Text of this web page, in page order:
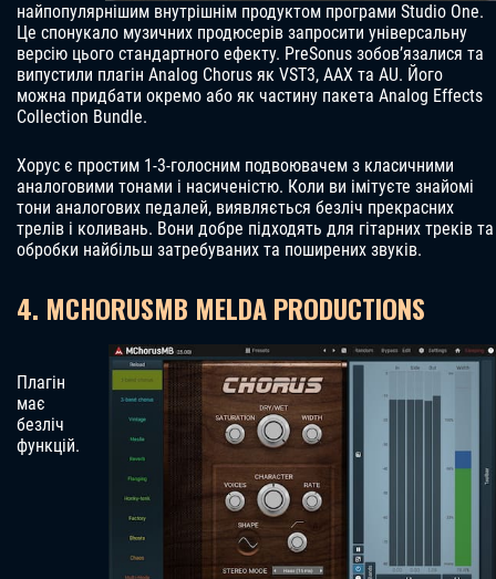
найпопулярнішим внутрішнім продуктом програми Studio One.
Це спонукало музичних продюсерів запросити універсальну
версію цього стандартного ефекту. PreSonus зобов’язалися та
випустили плагін Analog Chorus як VST3, AAX та AU. Його
можна придбати окремо або як частину пакета Analog Effects
Collection Bundle.
Хорус є простим 1-3-голосним подвоювачем з класичними
аналоговими тонами і насиченістю. Коли ви імітуєте знайомі
тони аналогових педалей, виявляється безліч прекрасних
трелів і коливань. Вони добре підходять для гітарних треків та
обробки найбільш затребуваних та поширених звуків.
4. MCHORUSMB MELDA PRODUCTIONS
Плагін
має
безліч
функцій.